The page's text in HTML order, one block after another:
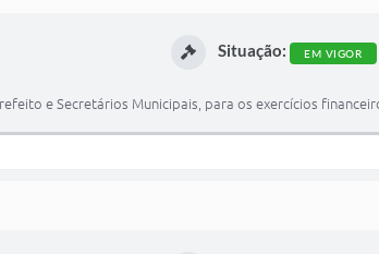
Situação: EM VIGOR
e Secretários Municipais, para os exercícios